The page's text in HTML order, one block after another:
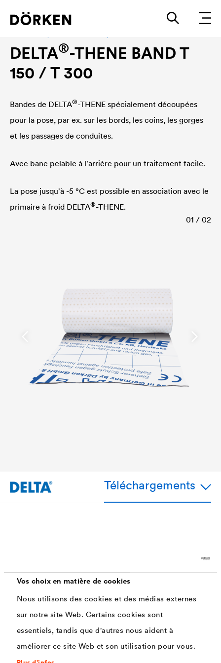
Vos choix en matière de cookies
Nous utilisons des cookies et des médias externes
sur notre site Web. Certains cookies sont
essentiels, tandis que d'autres nous aident à
améliorer ce site Web et son utilisation pour vous.
DELTA®-THENE BAND T
150 / T 300
Bandes de DELTA®-THENE spécialement découpées
pour la pose, par ex. sur les bords, les coins, les gorges
et les passages de conduites.
Avec bane pelable à l'arrière pour un traitement facile.
La pose jusqu'à -5 °C est possible en association avec le
primaire à froid DELTA®-THENE.
01 / 02
Téléchargements
Permet une pose sûre, efficace et durable : limite
Applications